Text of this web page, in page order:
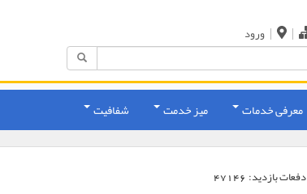
|
| ورود
معرفی خدمات میز خدمت شفافیت
دفعات بازدید: 47146